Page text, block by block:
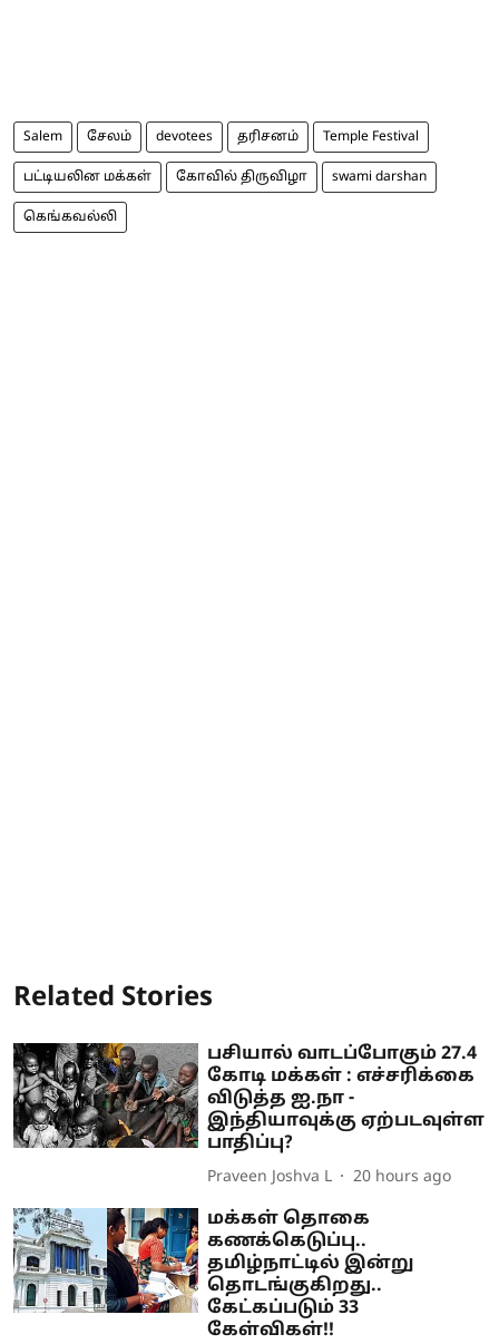
Salem சேலம் devotees தரிசனம் Temple Festival
பட்டியலின மக்கள் கோவில் திருவிழா swami darshan
கெங்கவல்லி
Related Stories
பசியால் வாடப்போகும் 27.4
கோடி மக்கள் : எச்சரிக்கை
விடுத்த ஐ.நா -
இந்தியாவுக்கு ஏற்படவுள்ள
பாதிப்பு?
Praveen Joshva L 20 hours ago
மக்கள் தொகை
கணக்கெடுப்பு..
தமிழ்நாட்டில் இன்று
தொடங்குகிறது..
கேட்கப்படும் 33
கேள்விகள்!!